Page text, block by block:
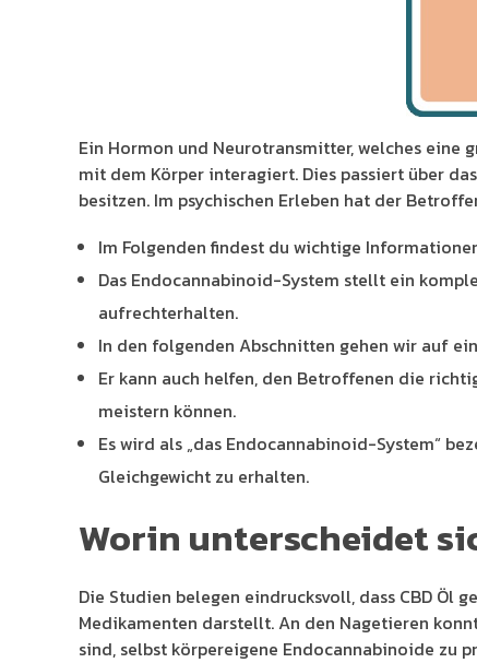
Ein Hormon und Neurotransmitter, welches eine
mit dem Körper interagiert. Dies passiert über
besitzen. Im psychischen Erleben hat der
Im Folgenden findest du wichtige
Das Endocannabinoid-System stellt ein
aufrechterhalten.
In den folgenden Abschnitten gehen wir auf
Er kann auch helfen, den Betroffenen die
meistern können.
Es wird als „das Endocannabinoid-System“
Gleichgewicht zu erhalten.
Worin unterscheidet
Die Studien belegen eindrucksvoll, dass CBD Öl
Medikamenten darstellt. An den Nagetieren
sind, selbst körpereigene Endocannabinoide zu